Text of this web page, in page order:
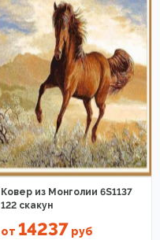
Ковер из Монголии 6S1137
122 скакун
от 14237 руб